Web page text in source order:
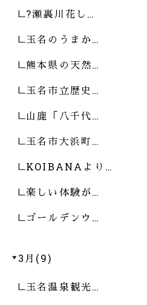
?瀬裏川花し…
玉名のうまか…
熊本県の天然…
玉名市立歴史…
山鹿「八千代…
玉名市大浜町…
KOIBANAより…
楽しい体験が…
ゴールデンウ…
3月(9)
玉名温泉観光…